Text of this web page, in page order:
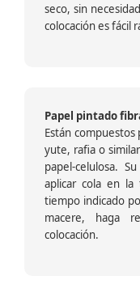
seco, sin
colocación es fácil
Papel pintado
Están
yute, rafia o
papel-celulosa.
aplicar cola en
tiempo indicado
macere, haga
colocación.